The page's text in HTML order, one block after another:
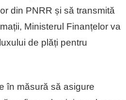
din PNRR și să transmită
Ministerul Finanțelor va
de plăți pentru
în măsură să asigure